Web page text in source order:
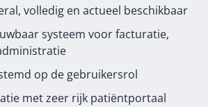
volledig en actueel beschikbaar
systeem voor facturatie,
op de gebruikersrol
met zeer rijk patiëntportaal